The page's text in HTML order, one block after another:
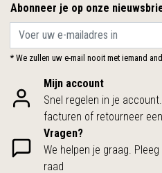
Abonneer je op onze
* We zullen uw e-mail nooit met iemand
Mijn account
Snel regelen in je
facturen of retourneer
Vragen?
We helpen je graag.
raad